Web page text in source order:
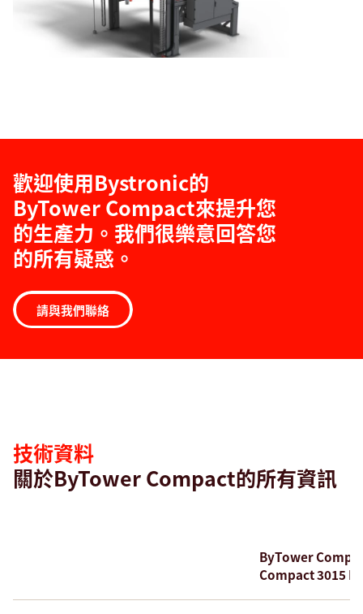
歡迎使用Bystronic的
ByTower Compact來提升您
的生產力。我們很樂意回答您
的所有疑惑。
請與我們聯絡
技術資料
關於ByTower Compact的所有資訊
ByTower
Compact 3015 P